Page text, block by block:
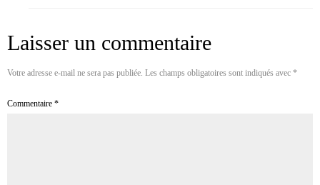
Laisser un commentaire
Votre adresse e-mail ne sera pas publiée. Les champs obligatoires sont indiqués avec *
Commentaire *